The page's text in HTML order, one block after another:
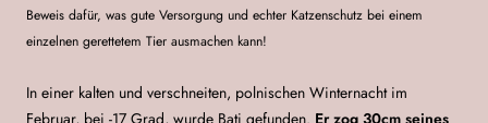
Beweis dafür, was gute Versorgung und echter Katzenschutz bei einem
einzelnen gerettetem Tier ausmachen kann!
In einer kalten und verschneiten, polnischen Winternacht im
Februar, bei -17 Grad, wurde Bati gefunden. Er zog 30cm seines